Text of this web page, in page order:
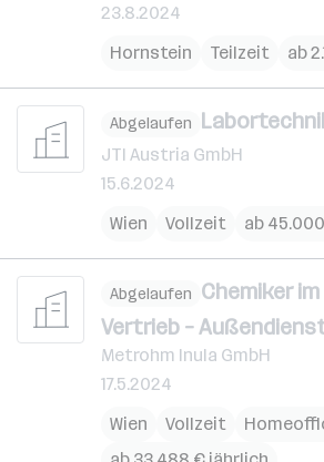
23.8.2024
Hornstein
Teilzeit ab
Abgelaufen
JTI Austria GmbH
15.6.2024
Wien
Vollzeit ab
Abgelaufen Chemiker
Vertrieb –
Metrohm Inula GmbH
17.5.2024
Wien
Vollzeit